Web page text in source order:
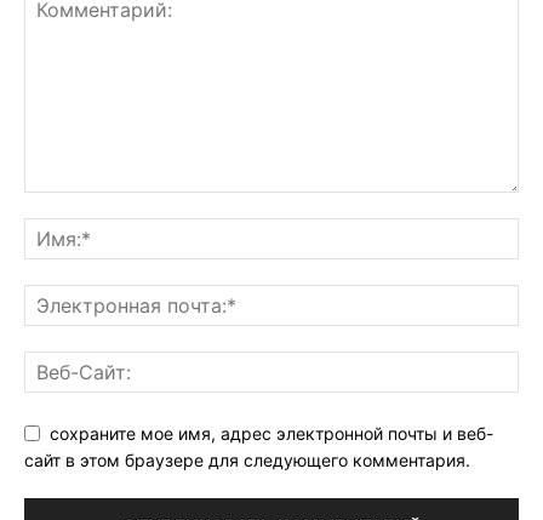
сохраните мое имя, адрес электронной почты и веб-
сайт в этом браузере для следующего комментария.